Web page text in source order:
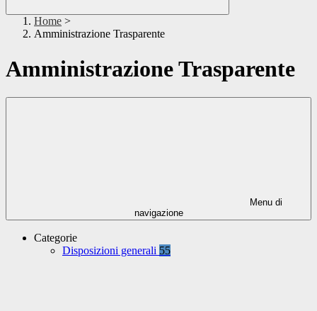
Home >
Amministrazione Trasparente
Amministrazione Trasparente
Menu di
navigazione
Categorie
Disposizioni generali 55